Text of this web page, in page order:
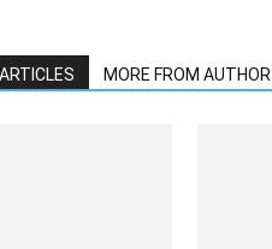
MORE FROM AUTHOR